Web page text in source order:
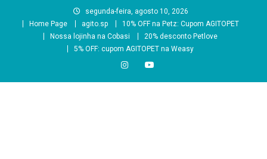
segunda-feira, agosto 10, 2026
Home Page
agito.sp
10% OFF na Petz: Cupom AGITOPET
Nossa lojinha na Cobasi
20% desconto Petlove
5% OFF: cupom AGITOPET na Weasy